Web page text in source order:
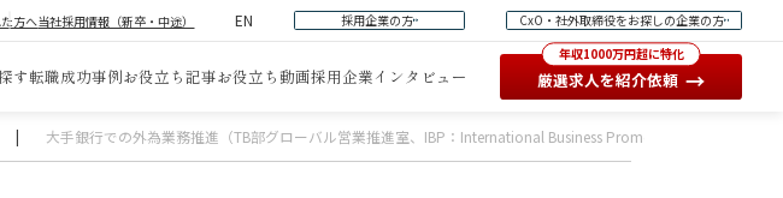
方へ当社採用情報（新卒・中途） EN 採用企業の方 CxO・社外取締役をお探しの企業の方
す転職成功事例お役立ち記事お役立ち動画採用企業インタビュー
年収1000万円超に特化
厳選求人を紹介依頼 →
| 大手銀行での外為業務推進（TB部グローバル営業推進室、IBP：International Business Promoter）